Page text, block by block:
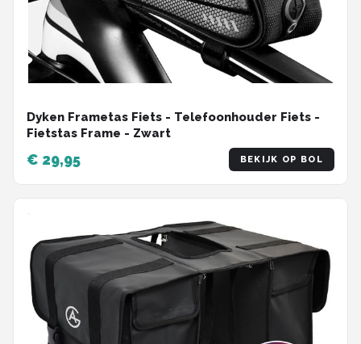
Dyken Frametas Fiets - Telefoonhouder Fiets -
Fietstas Frame - Zwart
€ 29,95 BEKIJK OP BOL